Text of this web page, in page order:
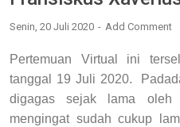
Senin, 20 Juli 2020 Add Comment
Pertemuan Virtual ini
tanggal 19 Juli 2020.
digagas sejak lama oleh
mengingat sudah cukup